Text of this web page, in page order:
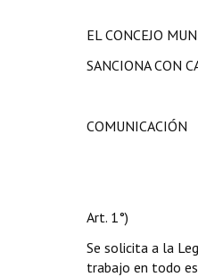
EL CONCEJO
SANCIONA CON
COMUNICACIÓN
Art. 1°)
Se solicita a la
trabajo en todo